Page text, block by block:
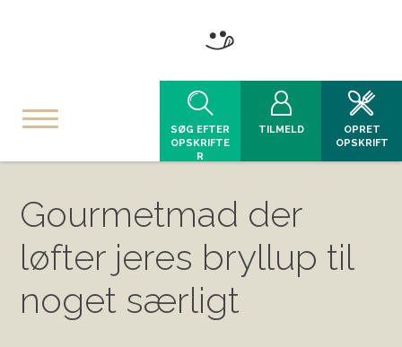
SØG EFTER
OPSKRIFTE
R
TILMELD
OPRET
OPSKRIFT
Gourmetmad der
løfter jeres bryllup til
noget særligt